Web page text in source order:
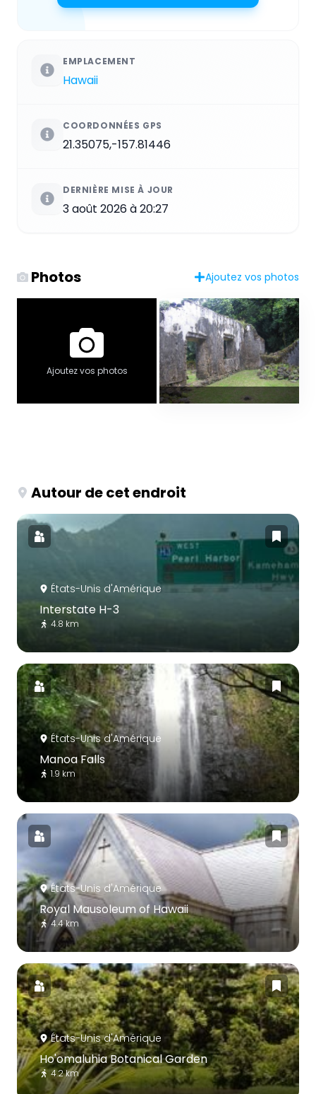
EMPLACEMENT
Hawaii
COORDONNÉES GPS
21.35075,-157.81446
DERNIÈRE MISE À JOUR
3 août 2026 à 20:27
Photos Ajoutez vos photos
Ajoutez vos photos
Autour de cet endroit
États-Unis d'Amérique
Interstate H-3
4.8 km
États-Unis d'Amérique
Manoa Falls
1.9 km
États-Unis d'Amérique
Royal Mausoleum of Hawaii
4.4 km
États-Unis d'Amérique
Ho'omaluhia Botanical Garden
4.2 km